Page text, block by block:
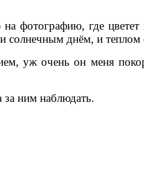
где цветет
и солнечным днём, и теплом
уж очень он меня
за ним наблюдать.